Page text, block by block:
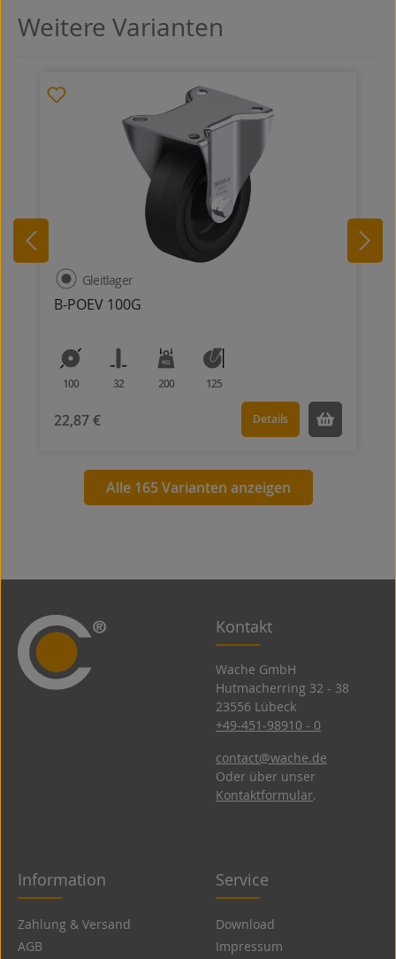
Produktgalerie überspringen
Weitere Varianten
B-POEV 100G
Gleitlager
100 32 200 125
22,87 € Details
Alle 165 Varianten anzeigen
Kontakt
Wache GmbH
Hutmacherring 32 ­- 38
23556 Lübeck
+49-451-98910 - 0
contact@wache.de
Oder über unser
Kontaktformular.
Information
Zahlung & Versand
AGB
Service
Download
Impressum